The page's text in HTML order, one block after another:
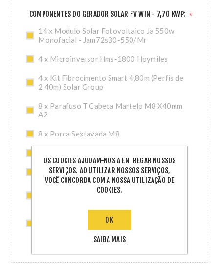
COMPONENTES DO GERADOR SOLAR FV WIN - 7,70 KWP: *
14 x Modulo Solar Fotovoltaico Ja 550w
Monofacial - Jam72s30-550/Mr
4 x Microinversor Hms-1800 Hoymiles
4 x Kit Fibrocimento Smart 4,80m (Perfis de
2,40m) Solar Group
8 x Parafuso T Cabeca Martelo M8 X40mm
A2
8 x Porca Sextavada M8
2 x Tampa Final Femea Hoymiles - Ca (Hms)
1 x Dtu-Lite S(Wifi)- Sistema de
4 x Acessorio Fibrocimento Smart 2,40m
OS COOKIES AJUDAM-NOS A ENTREGAR NOSSOS
SERVIÇOS. AO UTILIZAR NOSSOS SERVIÇOS,
VOCÊ CONCORDA COM A NOSSA UTILIZAÇÃO DE
COOKIES.
OK
SAIBA MAIS